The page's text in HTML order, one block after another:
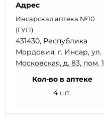
Адрес
Инсарская аптека №10
(ГУП)
431430, Республика
Мордовия, г. Инсар, ул.
Московская, д. 83, пом. 1
Кол-во в аптеке
4 шт.